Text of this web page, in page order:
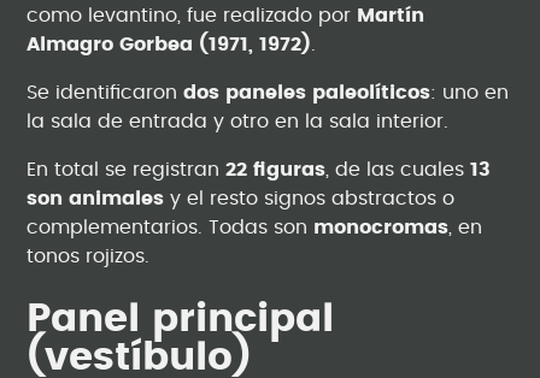
como levantino, fue realizado por Martín
Almagro Gorbea (1971, 1972)
Se identificarondos paneles paleolíticos: uno en
la sala de entrada y otro en la sala interior.
En total se registran22 figuras , de las cuales13
son animales y el resto signos abstractos o
complementarios. Todas son monocromas , en
tonos rojizos.
Panel principal
(vestíbulo)